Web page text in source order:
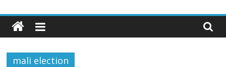
ActuInfos
De
des
mali election